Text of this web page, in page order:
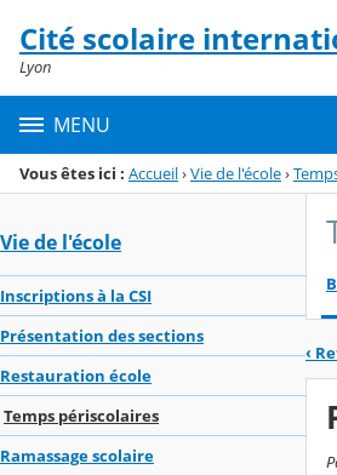
Menu de la rubrique
Contenu
Cité scolaire
Lyon
MENU
Vous êtes ici : Accueil›Vie de l'école›
Vie de l'école
Inscriptions à la CSI
Présentation des sections
Restauration école
Temps périscolaires
Ramassage scolaire
‹